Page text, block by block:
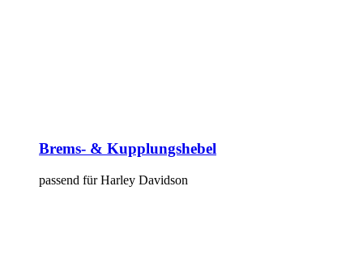
Brems- & Kupplungshebel
passend für Harley Davidson